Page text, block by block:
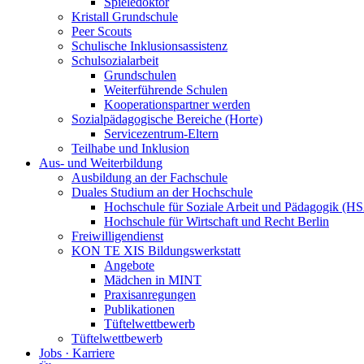
Kristall Grundschule
Peer Scouts
Schulische Inklusionsassistenz
Schulsozialarbeit
Grundschulen
Weiterführende Schulen
Kooperationspartner werden
Sozialpädagogische Bereiche (Horte)
Servicezentrum-Eltern
Teilhabe und Inklusion
Aus- und Weiterbildung
Ausbildung an der Fachschule
Duales Studium an der Hochschule
Hochschule für Soziale Arbeit und Pädagogik
Hochschule für Wirtschaft und Recht Berlin
Freiwilligendienst
KON TE XIS Bildungswerkstatt
Angebote
Mädchen in MINT
Praxisanregungen
Publikationen
Tüftelwettbewerb
Tüftelwettbewerb
Jobs · Karriere